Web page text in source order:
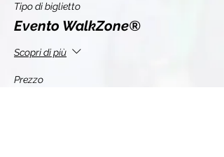
Tipo di biglietto
Evento WalkZone®
Scopri di più
Prezzo